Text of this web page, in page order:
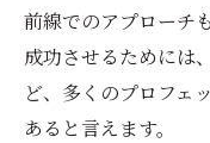
前線でのアプローチ
成功させるためには
ど、多くのプロフェ
あると言えます。